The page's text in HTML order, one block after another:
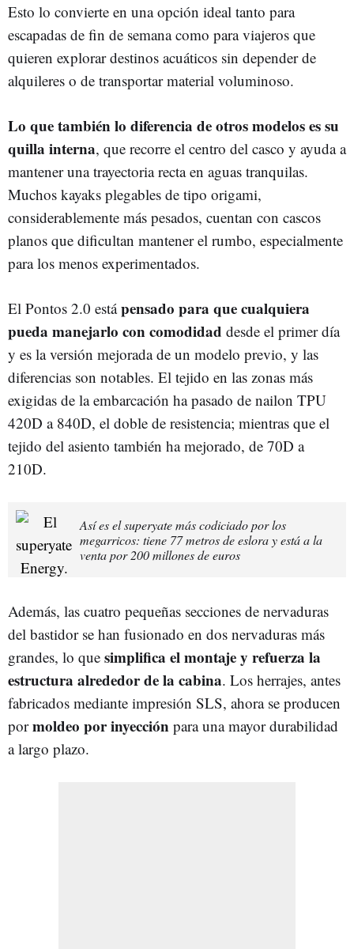
Esto lo convierte en una opción ideal tanto para
escapadas de fin de semana como para viajeros que
quieren explorar destinos acuáticos sin depender de
alquileres o de transportar material voluminoso.
Lo que también lo diferencia de otros modelos es su
quilla interna, que recorre el centro del casco y ayuda a
mantener una trayectoria recta en aguas tranquilas.
Muchos kayaks plegables de tipo origami,
considerablemente más pesados, cuentan con cascos
planos que dificultan mantener el rumbo, especialmente
para los menos experimentados.
El Pontos 2.0 estápensado para que cualquiera
pueda manejarlo con comodidad desde el primer día
y es la versión mejorada de un modelo previo, y las
diferencias son notables. El tejido en las zonas más
exigidas de la embarcación ha pasado de nailon TPU
420D a 840D, el doble de resistencia; mientras que el
tejido del asiento también ha mejorado, de 70D a
210D.
Así es el superyate más codiciado por los
megarricos: tiene 77 metros de eslora y está a la
venta por 200 millones de euros
Además, las cuatro pequeñas secciones de nervaduras
del bastidor se han fusionado en dos nervaduras más
grandes, lo que simplifica el montaje y refuerza la
estructura alrededor de la cabina. Los herrajes, antes
fabricados mediante impresión SLS, ahora se producen
por moldeo por inyección para una mayor durabilidad
a largo plazo.